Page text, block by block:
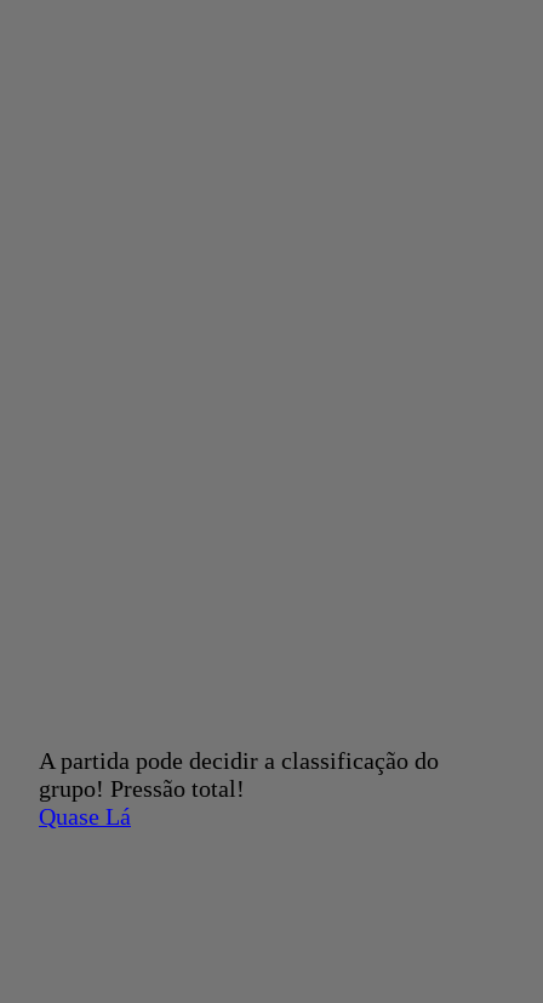
A partida pode decidir a classificação do
grupo! Pressão total!
Quase Lá